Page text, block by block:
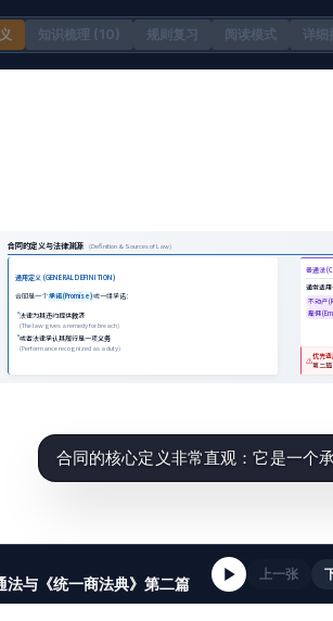
知识梳理 (10) 规则复习 阅读模式 详细
合同的核心定义非常直观：它是一个
法与《统一商法典》第二篇
上一张